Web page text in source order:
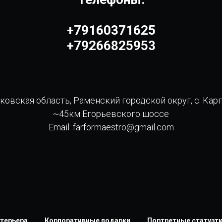
+79160371625
+79266825953
область, Раменский городской округ, с.
~45км Егорьевского шоссе
Email: farformaestro@gmail.com